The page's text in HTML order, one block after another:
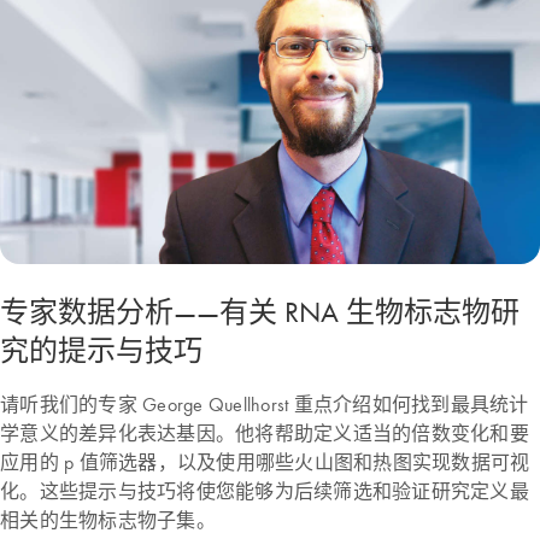
专家数据分析——有关 RNA 生物标志物研
究的提示与技巧
请听我们的专家 George Quellhorst 重点介绍如何找到最具统计
学意义的差异化表达基因。他将帮助定义适当的倍数变化和要
应用的 p 值筛选器，以及使用哪些火山图和热图实现数据可视
化。这些提示与技巧将使您能够为后续筛选和验证研究定义最
相关的生物标志物子集。